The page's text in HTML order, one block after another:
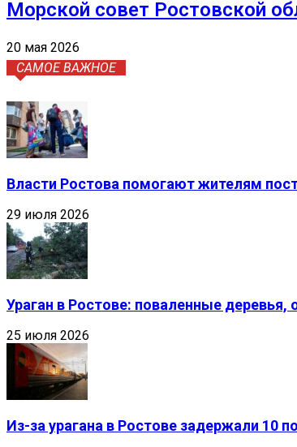
Морской совет Ростовской
20 мая 2026
САМОЕ ВАЖНОЕ
Власти Ростова помогают жителям
29 июля 2026
Ураган в Ростове: поваленные
25 июля 2026
Из-за урагана в Ростове задержали 10